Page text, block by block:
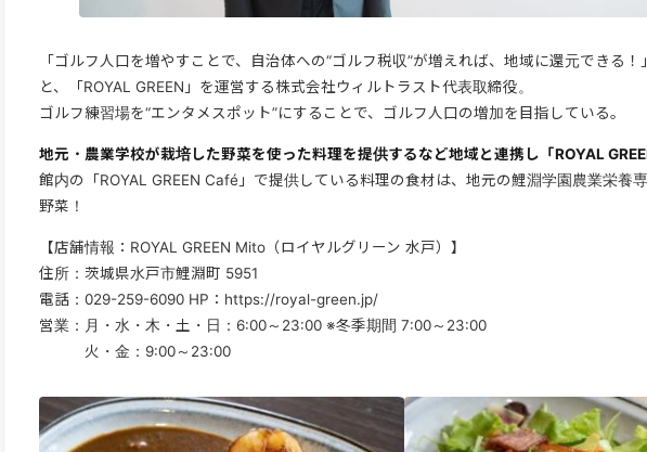
「ゴルフ人口を増やすことで、自治体への“ゴルフ税収”が増えれば、地域に還元できる
と、「ROYAL GREEN」を運営する株式会社ウィルトラスト代表取締役。
ゴルフ練習場を“エンタメスポット”にすることで、ゴルフ人口の増加を目指している。
地元・農業学校が栽培した野菜を使った料理を提供するなど地域と連携し「ROYAL
館内の「ROYAL GREEN Café」で提供している料理の食材は、地元の鯉淵学園農業栄養
野菜！
【店舗情報：ROYAL GREEN Mito（ロイヤルグリーン 水戸）】
住所：茨城県水戸市鯉淵町 5951
電話：029-259-6090 HP：https://royal-green.jp/
営業：月・水・木・土・日：6:00～23:00 ※冬季期間 7:00～23:00
火・金：9:00～23:00